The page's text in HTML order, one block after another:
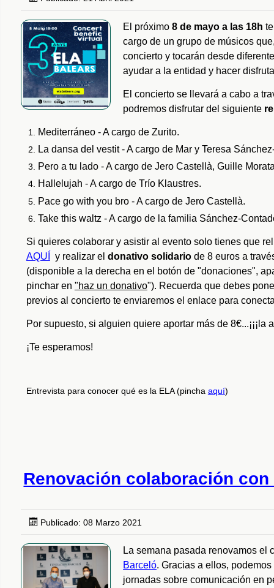
El próximo8 de mayo a las 18h
cargo de un grupo de músicos
concierto y tocarán desde
ayudar a la entidad y hacer
El concierto se llevará a cabo a
podremos disfrutar del siguiente
Mediterráneo - A cargo de Zurito.
La dansa del vestit - A cargo de Mar y Teresa
Pero a tu lado - A cargo de Jero Castellà, Guille
Hallelujah - A cargo de Trío Klaustres.
Pace go with you bro - A cargo de Jero Castellà.
Take this waltz - A cargo de la familia Sánchez-
Si quieres colaborar y asistir al evento solo tienes que
AQUÍ
y realizar el donativo solidariode 8 euros a
(disponible a la derecha en el botón de "donaciones",
pinchar en "haz un donativo"). Recuerda que debes
previos al concierto te enviaremos el enlace para
Por supuesto, si alguien quiere aportar más de 8€...¡¡¡la
¡Te esperamos!
Entrevista para conocer qué es la ELA (pincha aquí)
Renovación colaboración
Publicado: 08 Marzo 2021
La semana pasada renovamos
Barceló. Gracias a ellos,
jornadas sobre comunicación en